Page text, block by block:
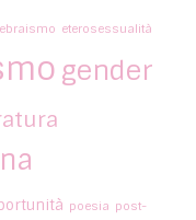
ebraismo eterosessualità
gender
poesia post-